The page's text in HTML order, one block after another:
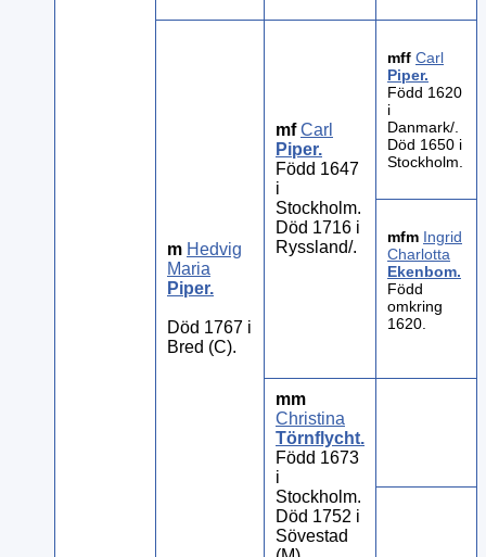
m Hedvig
Maria
Piper.
Död 1767 i
Bred (C).
mfCarl
Piper.
Född 1647
i
Stockholm.
Död 1716 i
Ryssland/.
mff Carl
Piper.
Född 1620
i
Danmark/.
Död 1650 i
Stockholm.
mfm Ingrid
Charlotta
Ekenbom.
Född
omkring
1620.
mm
Christina
Törnflycht.
Född 1673
i
Stockholm.
Död 1752 i
Sövestad